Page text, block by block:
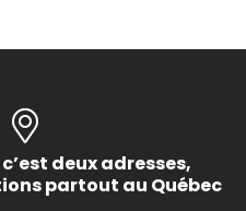
deux adresses,
partout au Québec